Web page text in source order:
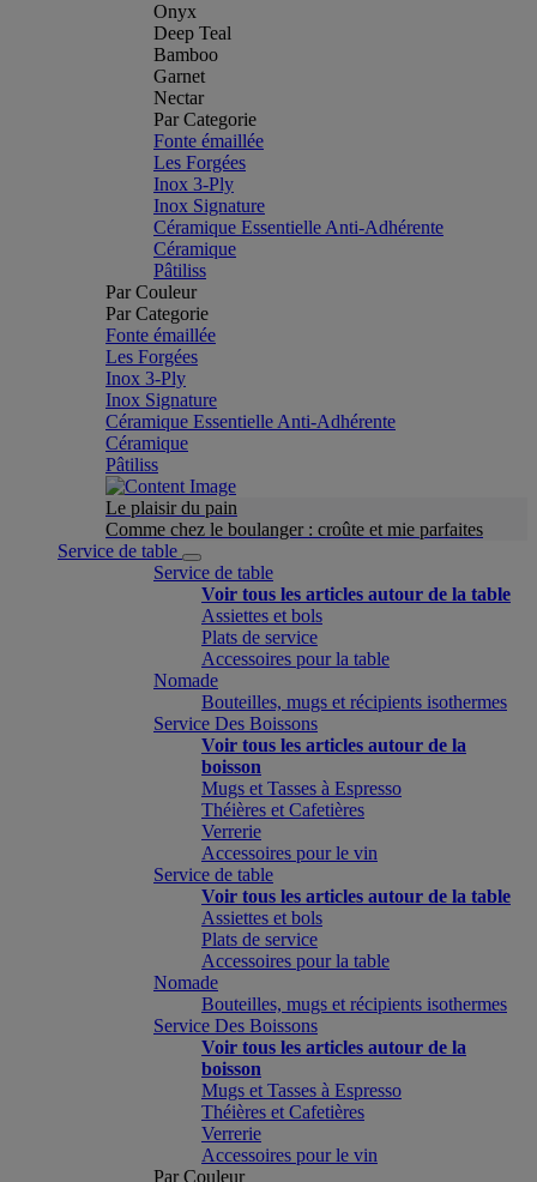
Onyx
Deep Teal
Bamboo
Garnet
Nectar
Par Categorie
Fonte émaillée
Les Forgées
Inox 3-Ply
Inox Signature
Céramique Essentielle Anti-Adhérente
Céramique
Pâtiliss
Par Couleur
Par Categorie
Fonte émaillée
Les Forgées
Inox 3-Ply
Inox Signature
Céramique Essentielle Anti-Adhérente
Céramique
Pâtiliss
Le plaisir du pain
Comme chez le boulanger : croûte et mie parfaites
Service de table
Service de table
Voir tous les articles autour de la table
Assiettes et bols
Plats de service
Accessoires pour la table
Nomade
Bouteilles, mugs et récipients isothermes
Service Des Boissons
Voir tous les articles autour de la
boisson
Mugs et Tasses à Espresso
Théières et Cafetières
Verrerie
Accessoires pour le vin
Service de table
Voir tous les articles autour de la table
Assiettes et bols
Plats de service
Accessoires pour la table
Nomade
Bouteilles, mugs et récipients isothermes
Service Des Boissons
Voir tous les articles autour de la
boisson
Mugs et Tasses à Espresso
Théières et Cafetières
Verrerie
Accessoires pour le vin
Par Couleur